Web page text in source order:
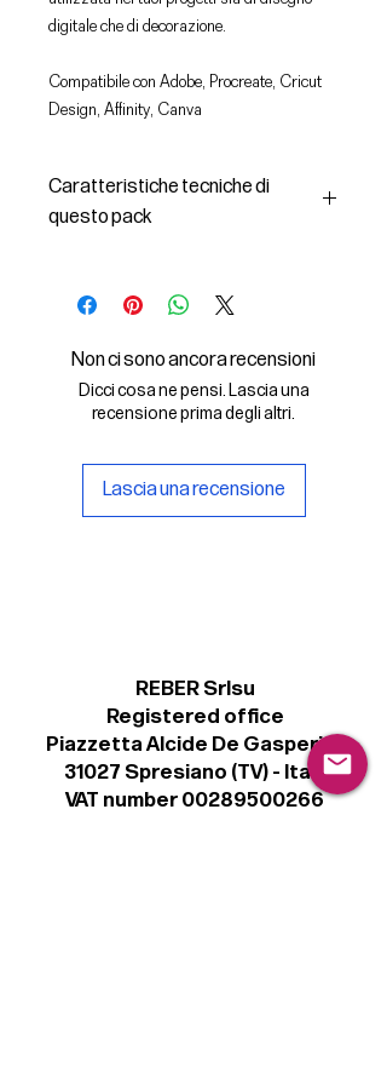
digitale che di decorazione.
Compatibile con Adobe, Procreate, Cricut
Design, Affinity, Canva
Caratteristiche tecniche di
questo pack
- le immagini descritte in formato
- la licenza d'uso delle grafiche
Il File SVG è compatibile con Adobe,
Cricut Design, Cricut
Procreate e Affinity
Non ci sono ancora recensioni
Dicci cosa ne pensi. Lascia una
recensione prima degli altri.
Lascia una recensione
REBER Srlsu
Registered office
Piazzetta Alcide De Gasperi, 3
31027 Spresiano (TV) - Italy
VAT number 00289500266